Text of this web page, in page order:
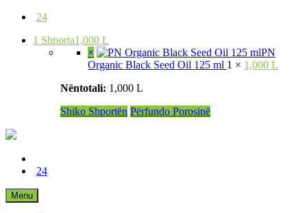
24
1 Shporta1,000 L
×
PN
Organic Black Seed Oil 125 ml 1 × 1,000 L
Nëntotali: 1,000 L
Shiko Shportën Përfundo Porosinë
24
Menu